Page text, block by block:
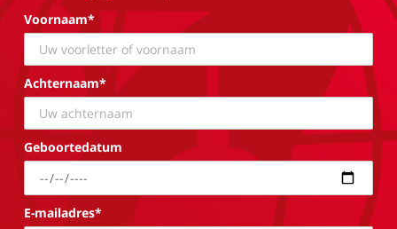
Voornaam*
Achternaam*
Geboortedatum
E-mailadres*